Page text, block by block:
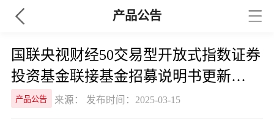
产品公告
国联央视财经50交易型开放式指数证券
投资基金联接基金招募说明书更新
（2025年第1号）
产品公告 来源： 发布时间：2025-03-15